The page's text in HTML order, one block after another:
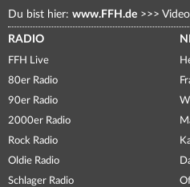
Du bist hier: www.FFH.de >>> Video
RADIO
FFH Live
80er Radio
90er Radio
2000er Radio
Rock Radio
Oldie Radio
Schlager Radio